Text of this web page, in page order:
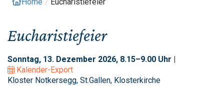
Eucharistiefeier
Sonntag, 13. Dezember 2026, 8.15–9.00 Uhr |
Kalender-Export
Kloster Notkersegg, St.Gallen, Klosterkirche